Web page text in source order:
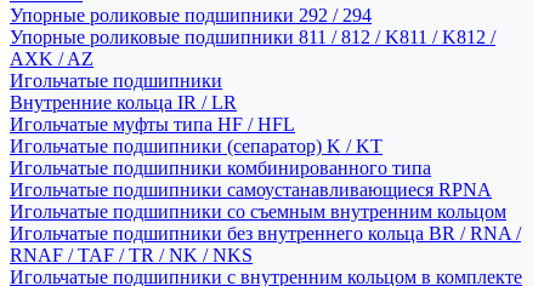
Упорные роликовые подшипники 292 / 294
Упорные роликовые подшипники 811 / 812 / K811 / K812 /
AXK / AZ
Игольчатые подшипники
Внутренние кольца IR / LR
Игольчатые муфты типа HF / HFL
Игольчатые подшипники (сепаратор) K / KT
Игольчатые подшипники комбинированного типа
Игольчатые подшипники самоустанавливающиеся RPNA
Игольчатые подшипники со съемным внутренним кольцом
Игольчатые подшипники без внутреннего кольца BR / RNA /
RNAF / TAF / TR / NK / NKS
Игольчатые подшипники с внутренним кольцом в комплекте